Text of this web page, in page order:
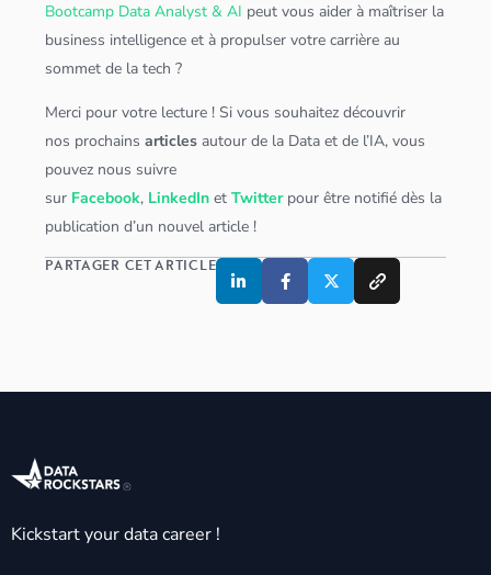
Bootcamp Data Analyst & AI peut vous aider à maîtriser la
business intelligence et à propulser votre carrière au
sommet de la tech ?
Merci pour votre lecture ! Si vous souhaitez découvrir
nos prochainsarticles autour de la Data et de l’IA, vous
pouvez nous suivre
sur Facebook, LinkedIn etTwitter pour être notifié dès la
publication d’un nouvel article !
PARTAGER CET ARTICLE
Kickstart your data career !